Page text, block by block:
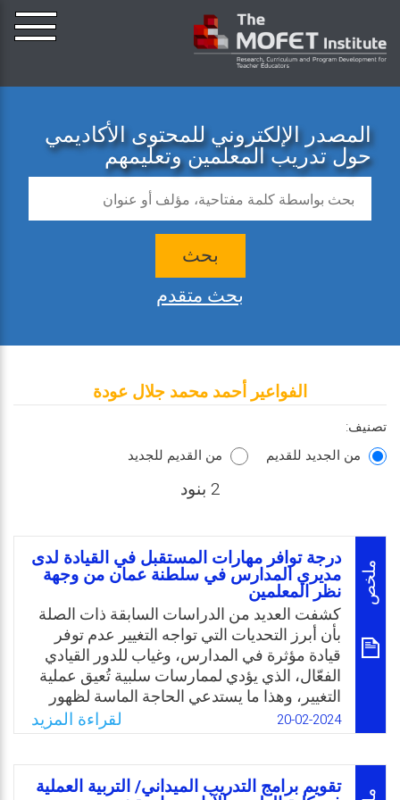
المصدر الإلكتروني للمحتوى الأكاديمي
حول تدريب المعلمين وتعليمهم
بحث
بحث متقدم
الفواعير أحمد محمد جلال عودة
تصنيف:
من الجديد للقديم
من القديم للجديد
2 بنود
ملخص
درجة توافر مهارات المستقبل في القيادة لدى
مديري المدارس في سلطنة عمان من وجهة
نظر المعلمين
كشفت العديد من الدراسات السابقة ذات الصلة
بأن أبرز التحديات التي تواجه التغيير عدم توفر
قيادة مؤثرة في المدارس، وغياب للدور القيادي
الفعّال، الذي يؤدي لممارسات سلبية تُعيق عملية
التغيير، وهذا ما يستدعي الحاجة الماسة لظهور
قيادات تستشرف مهارات المستقبل القيادية
قادرة على استيعاب التغييرات والتعامل مع ما
تفرضه من تحديات. وبناء على توصيات الدراسات
السابقة بإجراء المزيد من الدراسات الهادفة
20-02-2024 لقراءة المزيد
تقويم برامج التدريب الميداني/ التربية العملية